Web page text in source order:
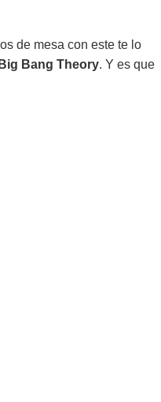
de mesa con este te lo
Bang Theory. Y es que